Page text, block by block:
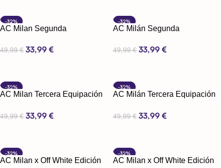
-32%
AC Milan Segunda
49,99€ 33,99 €
-32%
AC Milán Segunda
49,99€ 33,99 €
-32%
AC Milan Tercera Equipación
49,99€ 33,99 €
-32%
AC Milán Tercera Equipación
49,99€ 33,99 €
-32%
AC Milan x Off White Edición
-32%
AC Milan x Off White Edición